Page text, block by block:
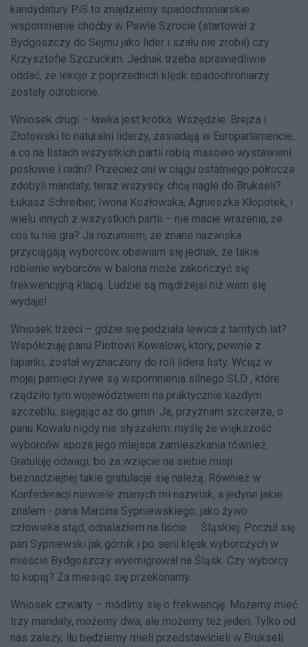
kandydatury PiS to znajdziemy spadochroniarskie
wspomnienie choćby w Pawle Szrocie (startował z
Bydgoszczy do Sejmu jako lider i szału nie zrobił) czy
Krzysztofie Szczuckim. Jednak trzeba sprawiedliwie
oddać, że lekcje z poprzednich klęsk spadochroniarzy
zostały odrobione.
Wniosek drugi – ławka jest krótka. Wszędzie. Brejza i
Złotowski to naturalni liderzy, zasiadają w Europarlamencie,
a co na listach wszystkich partii robią masowo wystawieni
posłowie i radni? Przecież oni w ciągu ostatniego półrocza
zdobyli mandaty, teraz wszyscy chcą nagle do Brukseli?
Łukasz Schreiber, Iwona Kozłowska, Agnieszka Kłopotek, i
wielu innych z wszystkich partii – nie macie wrażenia, że
coś tu nie gra? Ja rozumiem, że znane nazwiska
przyciągają wyborców, obawiam się jednak, że takie
robienie wyborców w balona może zakończyć się
frekwencyjną klapą. Ludzie są mądrzejsi niż wam się
wydaje!
Wniosek trzeci – gdzie się podziała lewica z tamtych lat?
Współczuję panu Piotrowi Kowalowi, który, pewnie z
łapanki, został wyznaczony do roli lidera listy. Wciąż w
mojej pamięci żywe są wspomnienia silnego SLD , które
rządziło tym województwem na praktycznie każdym
szczeblu, sięgając aż do gmin. Ja, przyznam szczerze, o
panu Kowalu nigdy nie słyszałem, myślę że większość
wyborców spoza jego miejsca zamieszkania również.
Gratuluję odwagi, bo za wzięcie na siebie misji
beznadziejnej takie gratulacje się należą. Również w
Konfederacji niewiele znanych mi nazwisk, a jedyne jakie
znalem - pana Marcina Sypniewskiego, jako żywo
człowieka stąd, odnalazłem na liście …. Śląskiej. Poczuł się
pan Sypniewski jak górnik i po serii klęsk wyborczych w
mieście Bydgoszczy wyemigrował na Śląsk. Czy wyborcy
to kupią? Za miesiąc się przekonamy.
Wniosek czwarty – módlmy się o frekwencję. Możemy mieć
trzy mandaty, możemy dwa, ale możemy też jeden. Tylko od
nas zależy, ilu będziemy mieli przedstawicieli w Brukseli.